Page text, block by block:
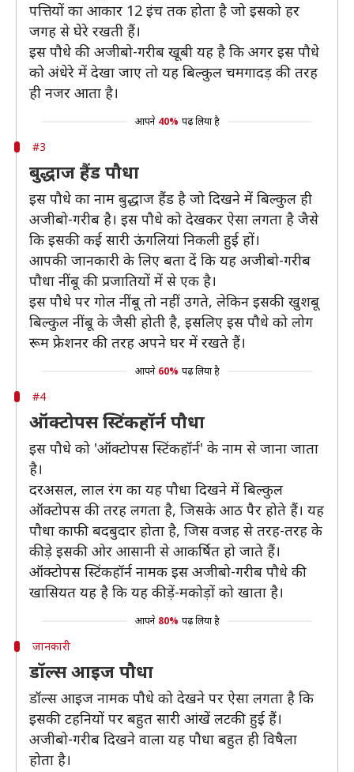
पत्तियों का आकार 12 इंच तक होता है जो इसको हर
जगह से घेरे रखती हैं।
इस पौधे की अजीबो-गरीब खूबी यह है कि अगर इस पौधे
को अंधेरे में देखा जाए तो यह बिल्कुल चमगादड़ की तरह
ही नजर आता है।
आपने 40% पढ़ लिया है
#3
बुद्धाज हैंड पौधा
इस पौधे का नाम बुद्धाज हैंड है जो दिखने में बिल्कुल ही
अजीबो-गरीब है। इस पौधे को देखकर ऐसा लगता है जैसे
कि इसकी कई सारी ऊंगलियां निकली हुई हों।
आपकी जानकारी के लिए बता दें कि यह अजीबो-गरीब
पौधा नींबू की प्रजातियों में से एक है।
इस पौधे पर गोल नींबू तो नहीं उगते, लेकिन इसकी खुशबू
बिल्कुल नींबू के जैसी होती है, इसलिए इस पौधे को लोग
रूम फ्रेशनर की तरह अपने घर में रखते हैं।
आपने 60% पढ़ लिया है
#4
ऑक्टोपस स्टिंकहॉर्न पौधा
इस पौधे को 'ऑक्टोपस स्टिंकहॉर्न' के नाम से जाना जाता
है।
दरअसल, लाल रंग का यह पौधा दिखने में बिल्कुल
ऑक्टोपस की तरह लगता है, जिसके आठ पैर होते हैं। यह
पौधा काफी बदबुदार होता है, जिस वजह से तरह-तरह के
कीड़े इसकी ओर आसानी से आकर्षित हो जाते हैं।
ऑक्टोपस स्टिंकहॉर्न नामक इस अजीबो-गरीब पौधे की
खासियत यह है कि यह कीड़ें-मकोड़ों को खाता है।
आपने 80% पढ़ लिया है
जानकारी
डॉल्स आइज पौधा
डॉल्स आइज नामक पौधे को देखने पर ऐसा लगता है कि
इसकी टहनियों पर बहुत सारी आंखें लटकी हुई हैं।
अजीबो-गरीब दिखने वाला यह पौधा बहुत ही विषैला
होता है।